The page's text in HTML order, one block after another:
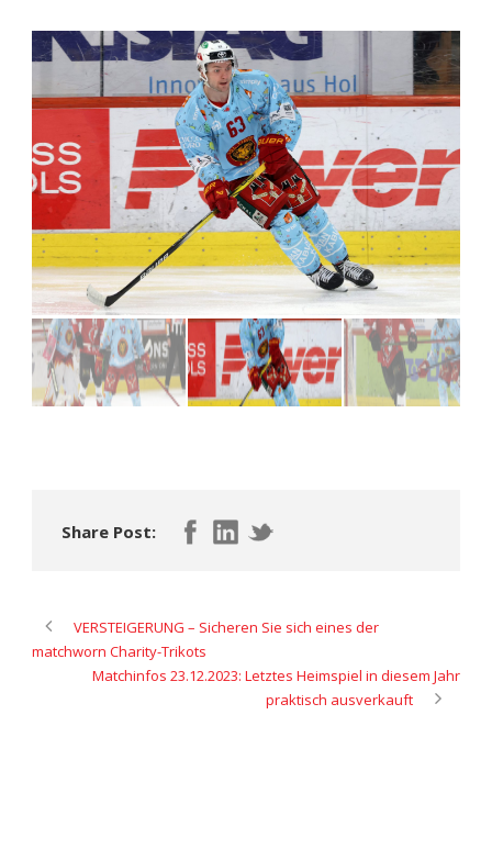
Share Post:
VERSTEIGERUNG – Sicheren Sie sich eines der
matchworn Charity-Trikots
Matchinfos 23.12.2023: Letztes Heimspiel in diesem Jahr
praktisch ausverkauft